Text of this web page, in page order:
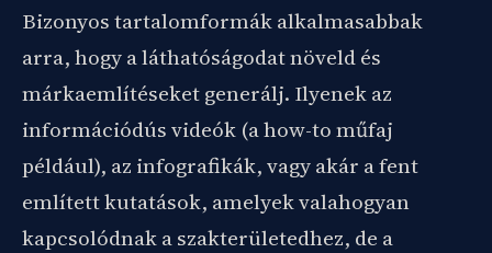
Bizonyos tartalomformák alkalmasabbak
arra, hogy a láthatóságodat növeld és
márkaemlítéseket generálj. Ilyenek az
információdús videók (a how-to műfaj
például), az infografikák, vagy akár a fent
említett kutatások, amelyek valahogyan
kapcsolódnak a szakterületedhez, de a